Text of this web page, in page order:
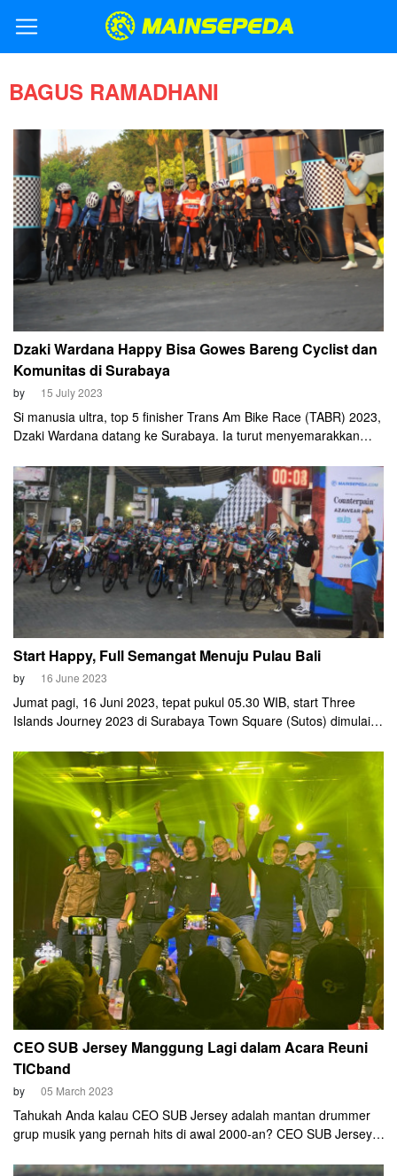
BAGUS RAMADHANI
Dzaki Wardana Happy Bisa Gowes Bareng Cyclist dan
Komunitas di Surabaya
by 15 July 2023
Si manusia ultra, top 5 finisher Trans Am Bike Race (TABR) 2023,
Dzaki Wardana datang ke Surabaya. Ia turut menyemarakkan
Juli 2023.
Start Happy, Full Semangat Menuju Pulau Bali
by 16 June 2023
Jumat pagi, 16 Juni 2023, tepat pukul 05.30 WIB, start Three
Islands Journey 2023 di Surabaya Town Square (Sutos) dimulai.
para peserta menaklukkan tantangan gowes ke tiga pulau, dalam
tiga etape, selama tiga hari (16-18 Juni 2023).
CEO SUB Jersey Manggung Lagi dalam Acara Reuni
TICband
by 05 March 2023
Tahukah Anda kalau CEO SUB Jersey adalah mantan drummer
grup musik yang pernah hits di awal 2000-an? CEO SUB Jersey,